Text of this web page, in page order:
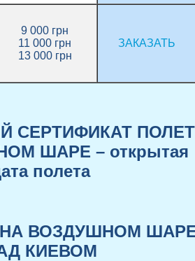
9 000 грн
11 000 грн
13 000 грн
ЗАКАЗАТЬ
СЕРТИФИКАТ ПОЛЕТ
ШАРЕ – открытая
полета
ВОЗДУШНОМ
КИЕВОМ